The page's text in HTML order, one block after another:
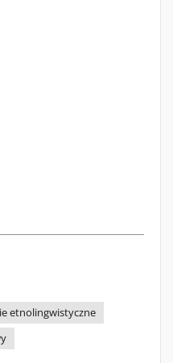
etnolingwistyczne